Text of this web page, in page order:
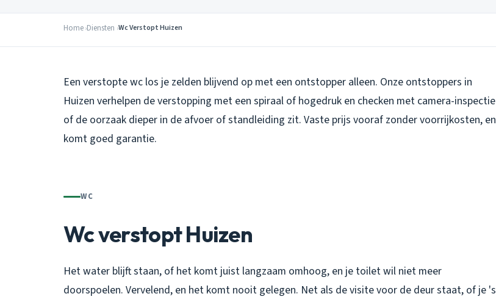
Home Diensten Wc Verstopt Huizen
Een verstopte wc los je zelden blijvend op met een ontstopper alleen. Onze ontstoppers in
Huizen verhelpen de verstopping met een spiraal of hogedruk en checken met camera-inspectie
of de oorzaak dieper in de afvoer of standleiding zit. Vaste prijs vooraf zonder voorrijkosten, en
komt goed garantie.
WC
Wc verstopt Huizen
Het water blijft staan, of het komt juist langzaam omhoog, en je toilet wil niet meer
doorspoelen. Vervelend, en het komt nooit gelegen. Net als de visite voor de deur staat, of je 's